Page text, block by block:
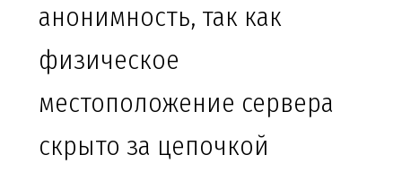
анонимность, так как
физическое
местоположение сервера
скрыто за цепочкой